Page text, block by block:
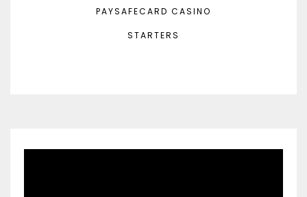
PAYSAFECARD CASINO
STARTERS